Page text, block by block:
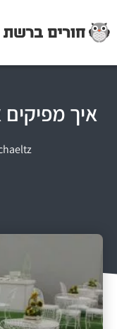
איך מפיקים